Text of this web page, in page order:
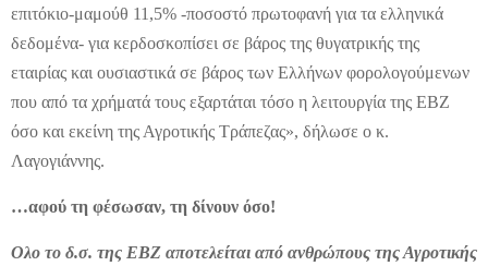
επιτόκιο-μαμούθ 11,5% -ποσοστό πρωτοφανή για τα ελληνικά
δεδομένα- για κερδοσκοπίσει σε βάρος της θυγατρικής της
εταιρίας και ουσιαστικά σε βάρος των Ελλήνων φορολογούμενων
που από τα χρήματά τους εξαρτάται τόσο η λειτουργία της ΕΒΖ
όσο και εκείνη της Αγροτικής Τράπεζας», δήλωσε ο κ.
Λαγογιάννης.
…αφού τη φέσωσαν, τη δίνουν όσο!
Ολο το δ.σ. της ΕΒΖ αποτελείται από ανθρώπους της Αγροτικής